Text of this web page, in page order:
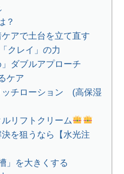
？
ケアで土台を立て直す
クレイ」の力
」ダブルアプローチ
ケア
チローション (高保湿
リフトクリーム
決を狙うなら【水光注
」を大きくする